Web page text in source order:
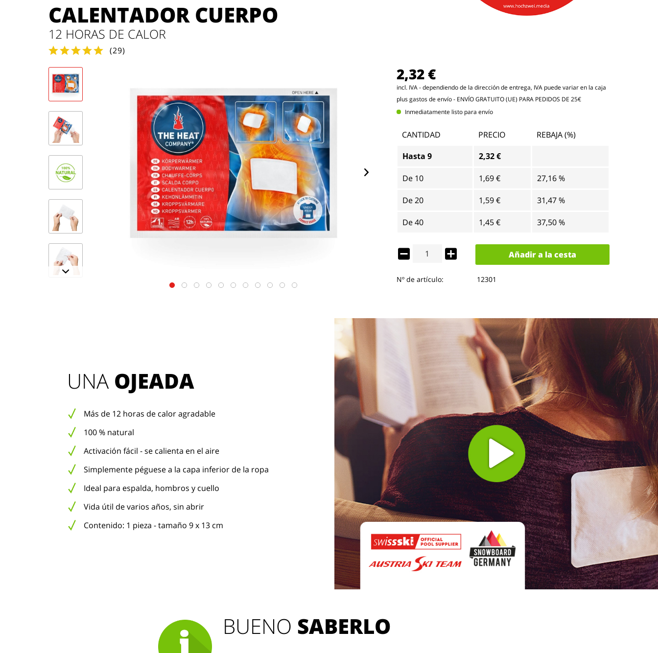
CALENTADOR CUERPO
12 HORAS DE CALOR
(29)
2,32 €
incl. IVA - dependiendo de la dirección de entrega, IVA puede variar en la caja
plus gastos de envío- ENVÍO GRATUITO (UE) PARA PEDIDOS DE 25€
Inmediatamente listo para envío
CANTIDAD PRECIO
REBAJA (%)
Hasta 9 2,32 €
De 10 1,69 € 27,16 %
De20 1,59 € 31,47 %
De40 1,45 € 37,50 %
Añadir a la cesta
Nº de artículo: 12301
UNA OJEADA
Más de 12 horas de calor agradable
100 % natural
Activación fácil - se calienta en el aire
Simplemente péguese a la capa inferior de la ropa
Ideal para espalda, hombros y cuello
Vida útil de varios años, sin abrir
Contenido: 1 pieza - tamaño 9 x 13 cm
BUENO SABERLO